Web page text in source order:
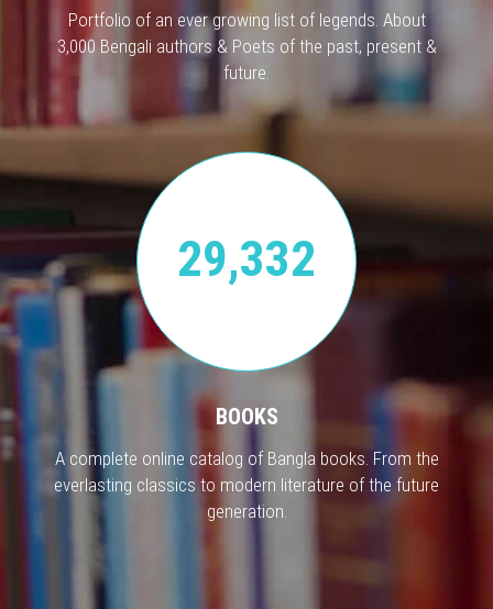
Portfolio of an ever growing list of legends. About
3,000 Bengali authors & Poets of the past, present &
future.
29,332
BOOKS
A complete online catalog of Bangla books. From the
everlasting classics to modern literature of the future
generation.